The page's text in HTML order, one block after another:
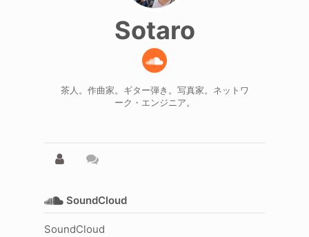
Sotaro
茶人。作曲家。ギター弾き。写真家。ネットワ
ーク・エンジニア。
SoundCloud
SoundCloud